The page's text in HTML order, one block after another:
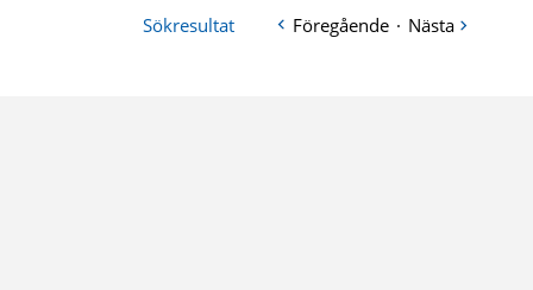
Sökresultat Föregående · Nästa